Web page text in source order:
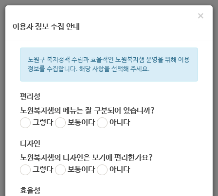
주간 인기검색어
한눈으로 보는 복지 정보
×
이용자 정보 수집 안내
노원구 복지정책 수립과 효율적인 노원복지샘 운영을 위해 이용
정보를 수집합니다. 해당 사항을 선택해 주세요.
편리성
노원복지샘의 메뉴는 잘 구분되어 있습니까?
그렇다
보통이다 아니다
디자인
노원복지샘의 디자인은 보기에 편리한가요?
그렇다
보통이다 아니다
효율성
[생활보건과] 코로나19 대응을 위한 노원구보건소 기간제근로자
채용공고 (2020-09-15~2020-09-22)